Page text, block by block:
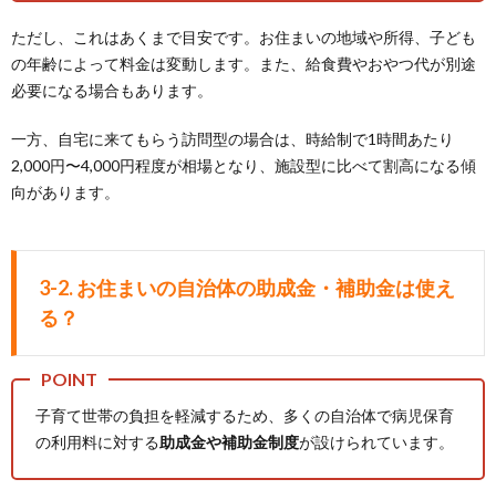
ただし、これはあくまで目安です。お住まいの地域や所得、子ども
の年齢によって料金は変動します。また、給食費やおやつ代が別途
必要になる場合もあります。
一方、自宅に来てもらう訪問型の場合は、時給制で1時間あたり
2,000円〜4,000円程度が相場となり、施設型に比べて割高になる傾
向があります。
3-2. お住まいの自治体の助成金・補助金は使え
る？
子育て世帯の負担を軽減するため、多くの自治体で病児保育
の利用料に対する助成金や補助金制度が設けられています。